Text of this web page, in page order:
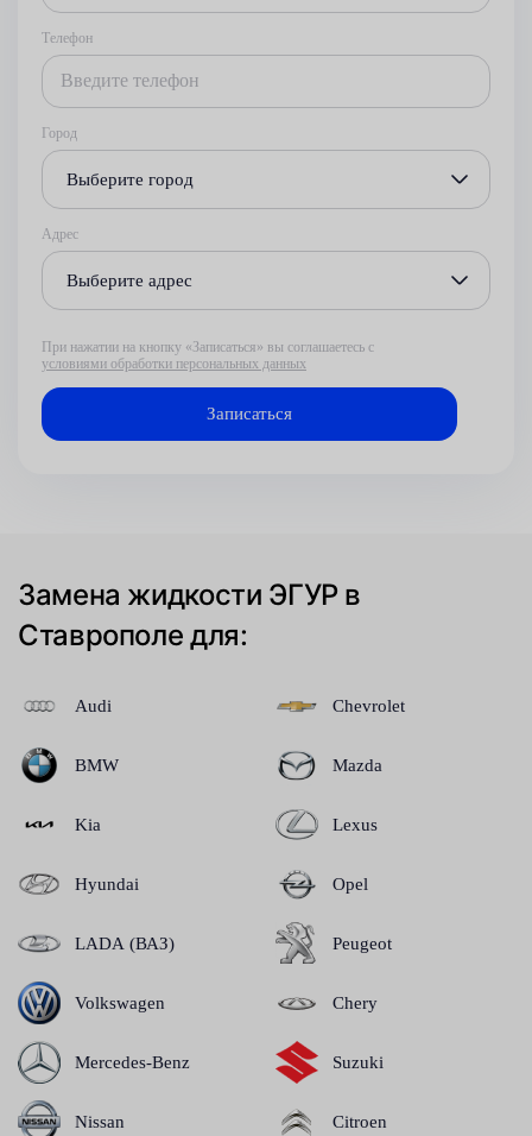
Телефон
Город
Выберите город
Адрес
Выберите адрес
При нажатии на кнопку «Записаться» вы соглашаетесь с
условиями обработки персональных данных
Замена жидкости ЭГУР в
Ставрополе для:
Audi
BMW
Kia
Hyundai
LADA (ВАЗ)
Volkswagen
Mercedes-Benz
Nissan
Chevrolet
Mazda
Lexus
Opel
Peugeot
Chery
Suzuki
Citroen